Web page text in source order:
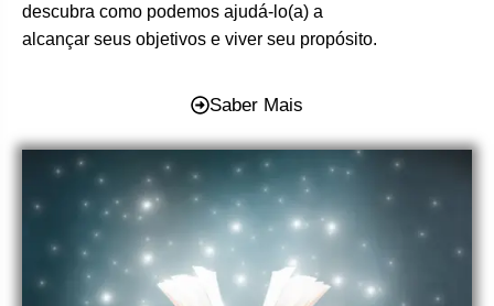
descubra como podemos ajudá-lo(a) a
alcançar seus objetivos e viver seu propósito.
Saber Mais